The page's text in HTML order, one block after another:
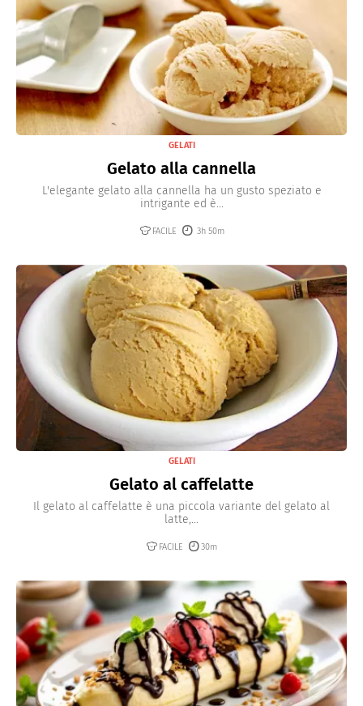
GELATI
Gelato alla cannella
L'elegante gelato alla cannella ha un gusto speziato e
intrigante ed è...
FACILE 3h 50m
GELATI
Gelato al caffelatte
Il gelato al caffelatte è una piccola variante del gelato al
latte,...
FACILE 30m